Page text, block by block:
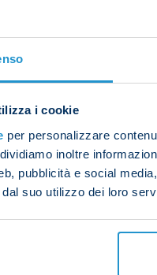
i cookie
per personalizzare
inoltre
pubblicità e social
suo utilizzo dei loro